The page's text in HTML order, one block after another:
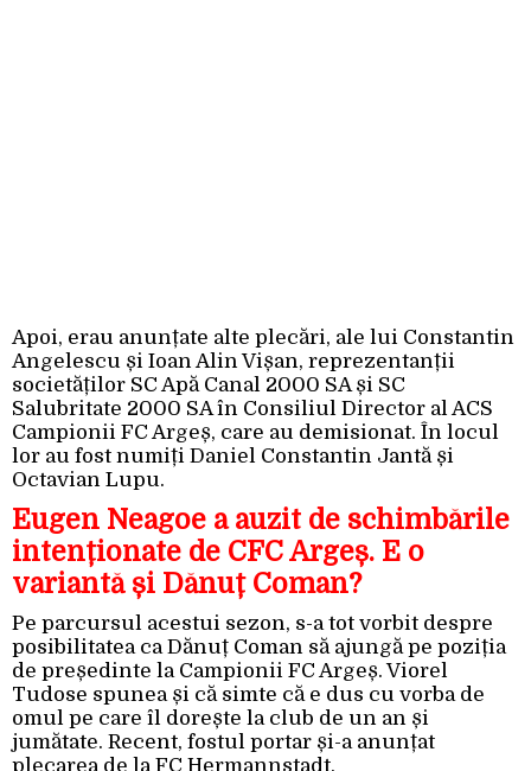
Apoi, erau anunțate alte plecări, ale lui Constantin
Angelescu și Ioan Alin Vișan, reprezentanții
societăților SC Apă Canal 2000 SA și SC
Salubritate 2000 SA în Consiliul Director al ACS
Campionii FC Argeș, care au demisionat. În locul
lor au fost numiți Daniel Constantin Jantă și
Octavian Lupu.
Eugen Neagoe a auzit de schimbările
intenționate de CFC Argeș. E o
variantă și Dănuț Coman?
Pe parcursul acestui sezon, s-a tot vorbit despre
posibilitatea ca Dănuț Coman să ajungă pe poziția
de președinte la Campionii FC Argeș. Viorel
Tudose spunea și că simte că e dus cu vorba de
omul pe care îl dorește la club de un an și
jumătate. Recent, fostul portar și-a anunțat
plecarea de la FC Hermannstadt.